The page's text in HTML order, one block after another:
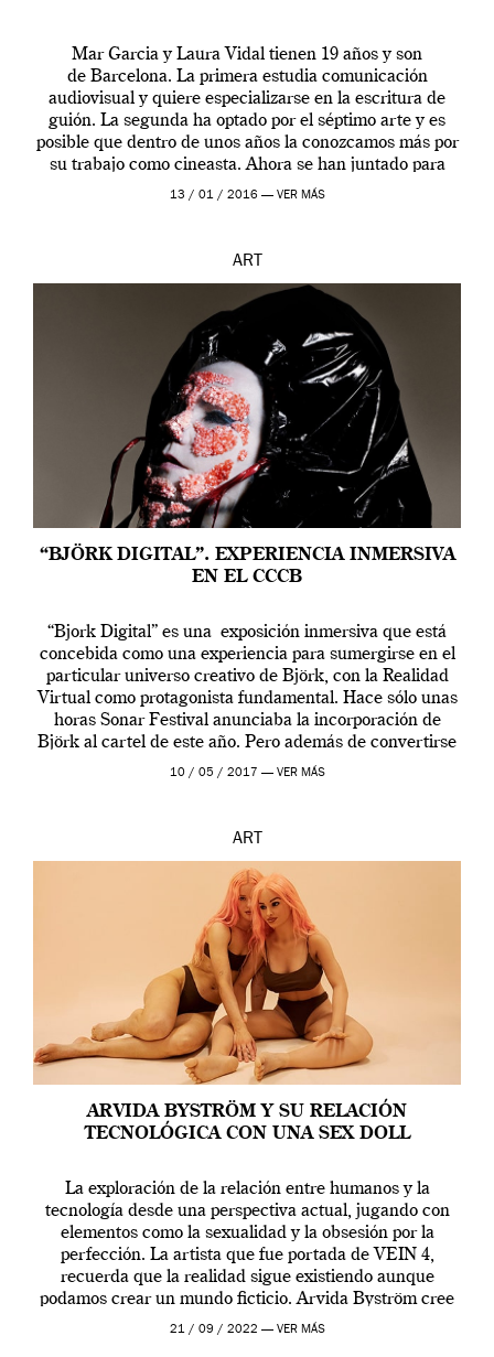
Mar Garcia y Laura Vidal tienen 19 años y son
de Barcelona. La primera estudia comunicación
audiovisual y quiere especializarse en la escritura de
guión. La segunda ha optado por el séptimo arte y es
posible que dentro de unos años la conozcamos más por
su trabajo como cineasta. Ahora se han juntado para
contarnos una […]
13 / 01 / 2016 — VER MÁS
ART
“BJÖRK DIGITAL”. EXPERIENCIA INMERSIVA
EN EL CCCB
“Bjork Digital” es una exposición inmersiva que está
concebida como una experiencia para sumergirse en el
particular universo creativo de Björk, con la Realidad
Virtual como protagonista fundamental. Hace sólo unas
horas Sonar Festival anunciaba la incorporación de
Björk al cartel de este año. Pero además de convertirse
en una de las actuaciones más relevantes […]
10 / 05 / 2017 — VER MÁS
ART
ARVIDA BYSTRÖM Y SU RELACIÓN
TECNOLÓGICA CON UNA SEX DOLL
La exploración de la relación entre humanos y la
tecnología desde una perspectiva actual, jugando con
elementos como la sexualidad y la obsesión por la
perfección. La artista que fue portada de VEIN 4,
recuerda que la realidad sigue existiendo aunque
podamos crear un mundo ficticio. Arvida Byström cree
que los humanos tienen un complejo […]
21 / 09 / 2022 — VER MÁS